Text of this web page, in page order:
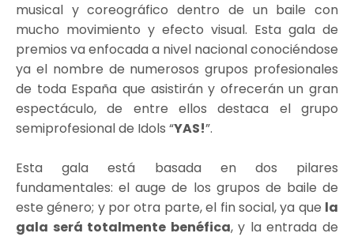
musical y coreográfico dentro de un baile con
mucho movimiento y efecto visual. Esta gala de
premios va enfocada a nivel nacional conociéndose
ya el nombre de numerosos grupos profesionales
de toda España que asistirán​ y ofrecerán un gran
espectáculo, de entre ellos destaca el grupo
semiprofesional de Idols “YAS!”.
Esta gala está basada en dos pilares
fundamentales: el auge de los grupos de baile de
este género​; y por otra parte, el fin social,​ ya que la
gala será totalmente benéfica, y la entrada de